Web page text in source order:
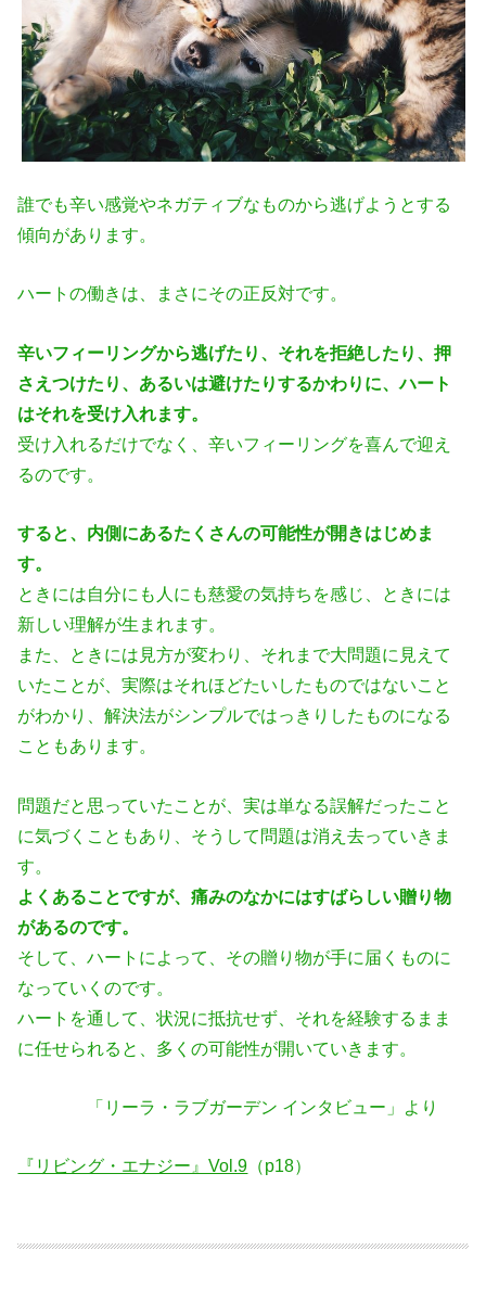
誰でも辛い感覚やネガティブなものから逃げようとする
傾向があります。
ハートの働きは、まさにその正反対です。
辛いフィーリングから逃げたり、それを拒絶したり、押
さえつけたり、あるいは避けたりするかわりに、ハート
はそれを受け入れます。
受け入れるだけでなく、辛いフィーリングを喜んで迎え
るのです。
すると、内側にあるたくさんの可能性が開きはじめま
す。
ときには自分にも人にも慈愛の気持ちを感じ、ときには
新しい理解が生まれます。
また、ときには見方が変わり、それまで大問題に見えて
いたことが、実際はそれほどたいしたものではないこと
がわかり、解決法がシンプルではっきりした ものになる
こともあります。
問題だと思っていたことが、実は単なる誤解だったこと
に気づくこともあり、 そうして問題は消え去っていきま
す。
よくあることですが、痛みのなかにはすばらしい贈り物
があるのです。
そして、ハートによって、その贈り物が手に届くものに
なっていくのです。
ハートを通して、状況に抵抗せず、それを経験するまま
に任せられると、多くの可能性が開いていきます。
「リーラ・ラブガーデン インタビュー」より
『リビング・エナジー』Vol.9 （p18）